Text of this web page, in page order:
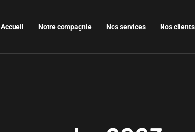
Accueil Notre compagnie Nos services Nos clients